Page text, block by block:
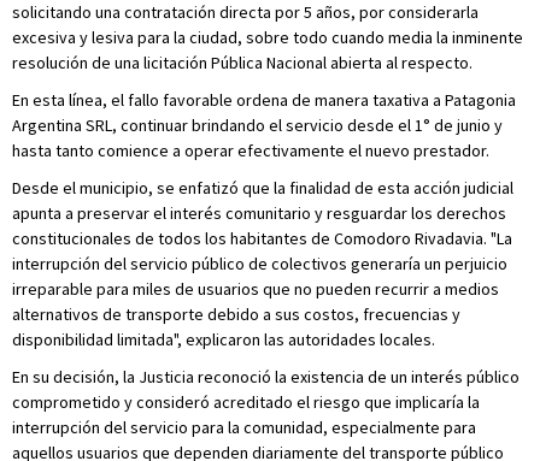
solicitando una contratación directa por 5 años, por considerarla
excesiva y lesiva para la ciudad, sobre todo cuando media la inminente
resolución de una licitación Pública Nacional abierta al respecto.
En esta línea, el fallo favorable ordena de manera taxativa a Patagonia
Argentina SRL, continuar brindando el servicio desde el 1° de junio y
hasta tanto comience a operar efectivamente el nuevo prestador.
Desde el municipio, se enfatizó que la finalidad de esta acción judicial
apunta a preservar el interés comunitario y resguardar los derechos
constitucionales de todos los habitantes de Comodoro Rivadavia. "La
interrupción del servicio público de colectivos generaría un perjuicio
irreparable para miles de usuarios que no pueden recurrir a medios
alternativos de transporte debido a sus costos, frecuencias y
disponibilidad limitada", explicaron las autoridades locales.
En su decisión, la Justicia reconoció la existencia de un interés público
comprometido y consideró acreditado el riesgo que implicaría la
interrupción del servicio para la comunidad, especialmente para
aquellos usuarios que dependen diariamente del transporte público